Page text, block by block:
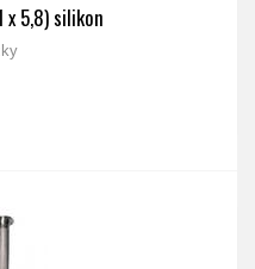
x 5,8) silikon